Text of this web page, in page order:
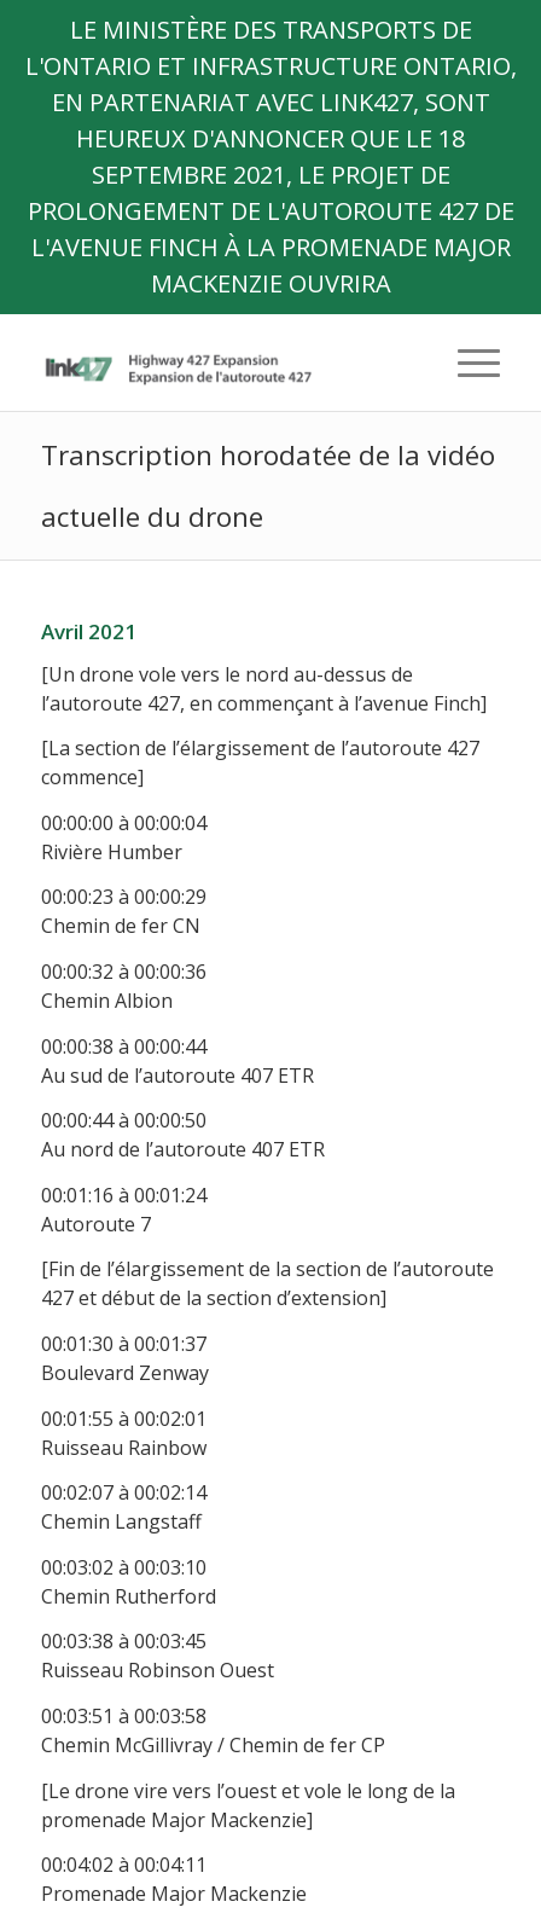
LE MINISTÈRE DES TRANSPORTS DE
L'ONTARIO ET INFRASTRUCTURE ONTARIO,
EN PARTENARIAT AVEC LINK427, SONT
HEUREUX D'ANNONCER QUE LE 18
SEPTEMBRE 2021, LE PROJET DE
PROLONGEMENT DE L'AUTOROUTE 427 DE
L'AVENUE FINCH À LA PROMENADE MAJOR
MACKENZIE OUVRIRA
Transcription horodatée de la vidéo
actuelle du drone
Avril 2021
[Un drone vole vers le nord au-dessus de
l’autoroute 427, en commençant à l’avenue Finch]
[La section de l’élargissement de l’autoroute 427
commence]
00:00:00 à 00:00:04
Rivière Humber
00:00:23 à 00:00:29
Chemin de fer CN
00:00:32 à 00:00:36
Chemin Albion
00:00:38 à 00:00:44
Au sud de l’autoroute 407 ETR
00:00:44 à 00:00:50
Au nord de l’autoroute 407 ETR
00:01:16 à 00:01:24
Autoroute 7
[Fin de l’élargissement de la section de l’autoroute
427 et début de la section d’extension]
00:01:30 à 00:01:37
Boulevard Zenway
00:01:55 à 00:02:01
Ruisseau Rainbow
00:02:07 à 00:02:14
Chemin Langstaff
00:03:02 à 00:03:10
Chemin Rutherford
00:03:38 à 00:03:45
Ruisseau Robinson Ouest
00:03:51 à 00:03:58
Chemin McGillivray / Chemin de fer CP
[Le drone vire vers l’ouest et vole le long de la
promenade Major Mackenzie]
00:04:02 à 00:04:11
Promenade Major Mackenzie